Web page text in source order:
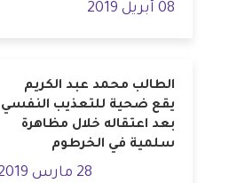
08 أبريل 2019
الطالب محمد عبد الكريم
يقع ضحية للتعذيب النفسي
بعد اعتقاله خلال مظاهرة
سلمية في الخرطوم
28 مارس 2019